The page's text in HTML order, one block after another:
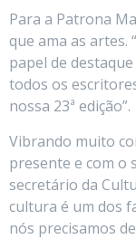
Para a Patrona
que ama as artes.
papel de
todos os
nossa 23ª edição”.
Vibrando muito
presente e com o
secretário da
cultura é um dos
nós precisamos